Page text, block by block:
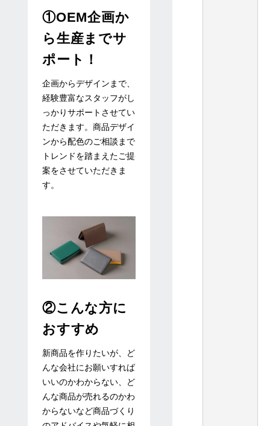
①OEM企画か
ら生産までサ
ポート！
企画からデザインまで、
経験豊富なスタッフがし
っかりサポートさせてい
ただきます。商品デザイ
ンから配色のご相談まで
トレンドを踏まえたご提
案をさせていただきま
す。
②こんな方に
おすすめ
新商品を作りたいが、ど
んな会社にお願いすれば
いいのかわからない、ど
んな商品が売れるのかわ
からないなど商品づくり